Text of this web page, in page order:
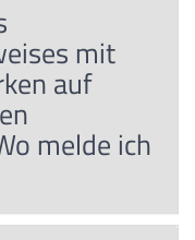
mit
auf
melde ich